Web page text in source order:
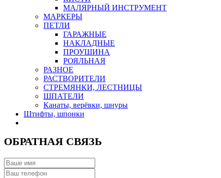
МАЛЯРНЫЙ ИНСТРУМЕНТ
МАРКЕРЫ
ПЕТЛИ
ГАРАЖНЫЕ
НАКЛАДНЫЕ
ПРОУШИНА
РОЯЛЬНАЯ
РАЗНОЕ
РАСТВОРИТЕЛИ
СТРЕМЯНКИ, ЛЕСТНИЦЫ
ШПАТЕЛИ
Канаты, верёвки, шнуры
Штифты, шпонки
ОБРАТНАЯ СВЯЗЬ